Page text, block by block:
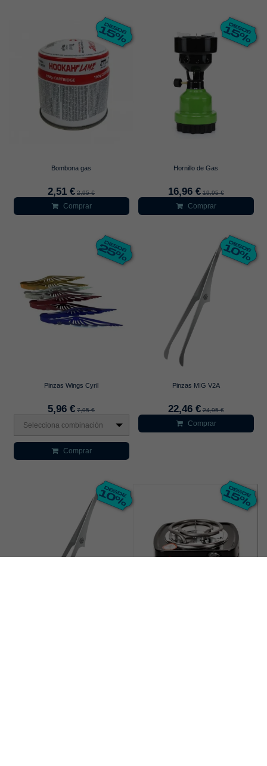
Bombona gas
2,51 € 2,95 €
Comprar
Hornillo de Gas
16,96 € 19,95 €
Comprar
Pinzas Wings Cyril
5,96 € 7,95 €
Selecciona combinación
Comprar
Pinzas MIG V2A
22,46 € 24,95 €
Comprar